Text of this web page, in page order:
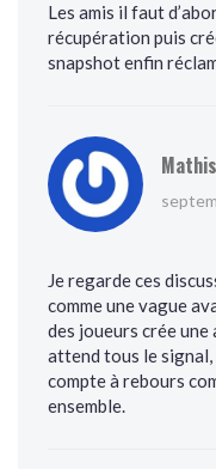
Les amis il faut
récupération puis
snapshot enfin
Je regarde ces
comme une vague
des joueurs crée une
attend tous le signal,
compte à rebours
ensemble.